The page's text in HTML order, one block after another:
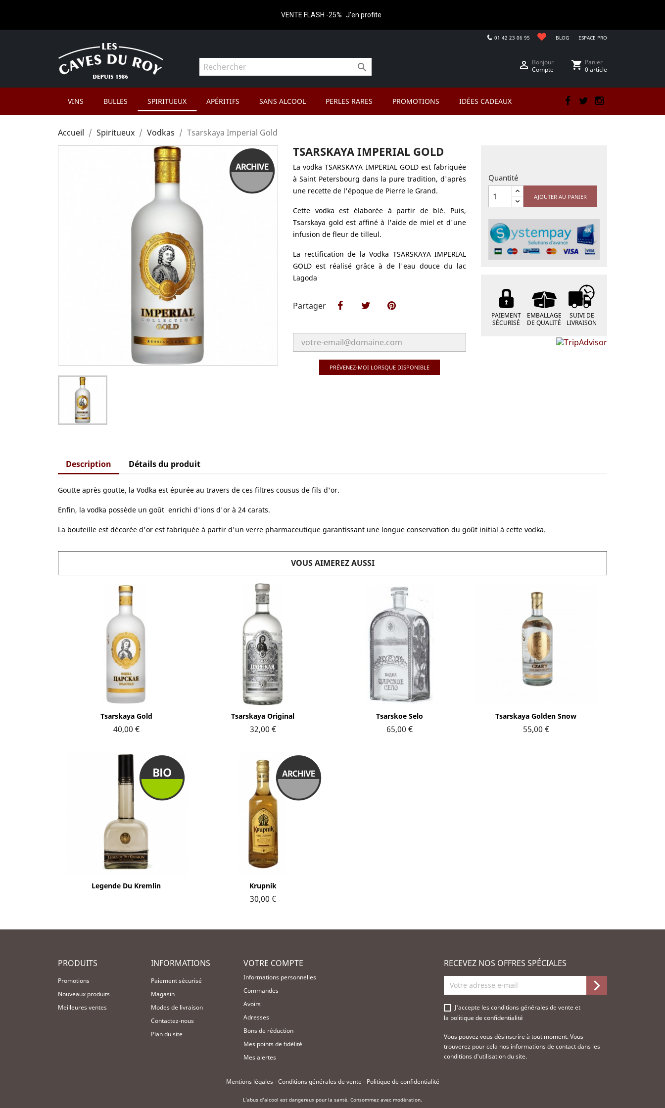
VENTE FLASH -25% J'en profite
BLOG ESPACE PRO
01 42 23 06 95
 shopping_cart Panier
0 article
 Bonjour
Compte
VINS BULLES SPIRITUEUX APÉRITIFS SANS ALCOOL PERLES RARES PROMOTIONS IDÉES CADEAUX Facebook
Accueil Spiritueux Vodkas Tsarskaya Imperial Gold
TSARSKAYA IMPERIAL GOLD
La vodka TSARSKAYA IMPERIAL GOLD est fabriquée
à Saint Petersbourg dans la pure tradition, d'après
une recette de l'époque de Pierre le Grand.
Cette vodka est élaborée à partir de blé. Puis,
Tsarskaya gold est affiné à l'aide de miel et d'une
infusion de fleur de tilleul.
La rectification de la Vodka TSARSKAYA IMPERIAL
GOLD est réalisé grâce à de l'eau douce du lac
Lagoda
Partager Partager Tweet
PRÉVENEZ-MOI LORSQUE DISPONIBLE
Quantité
AJOUTER AU PANIER
PAIEMENT
SÉCURISÉ
EMBALLAGE
DE QUALITÉ
SUIVI DE
LIVRAISON
Description Détails du produit
Goutte après goutte, la Vodka est épurée au travers de ces filtres cousus de fils d'or.
Enfin, la vodka possède un goût enrichi d'ions d'or à 24 carats.
La bouteille est décorée d'or est fabriquée à partir d'un verre pharmaceutique garantissant une longue conservation du goût initial à cette vodka.
VOUS AIMEREZ AUSSI
Tsarskaya Gold
40,00 €
Aperçu rapide Tsarskaya Original
32,00 €
Aperçu rapide Tsarskoe Selo
65,00 €
Aperçu rapide Tsarskaya Golden Snow
55,00 €
Aperçu rapide
Legende Du Kremlin
Aperçu rapide Krupnik
30,00 €
Aperçu rapide
PRODUITS
Promotions
Nouveaux produits
Meilleures ventes
INFORMATIONS
Paiement sécurisé
Magasin
Modes de livraison
Contactez-nous
Plan du site
VOTRE COMPTE
Informations personnelles
Commandes
Avoirs
Adresses
Bons de réduction
Mes points de fidélité
Mes alertes
RECEVEZ NOS OFFRES SPÉCIALES
J'accepte lesconditions générales de vente et
la politique de confidentialité
Vous pouvez vous désinscrire à tout moment. Vous
trouverez pour cela nos informations de contact dans les
conditions d'utilisation du site.
Mentions légales-Conditions générales de vente - Politique de confidentialité
L'abus d'alcool est dangereux pour la santé. Consommez avec modération.